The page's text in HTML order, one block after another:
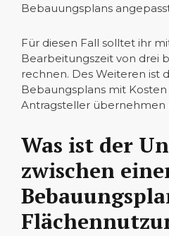
Bebauungsplans
Für diesen Fall solltet ihr
Bearbeitungszeit von drei
rechnen. Des Weiteren ist
Bebaungsplans mit
Antragsteller übernehmen
Was ist der
zwischen